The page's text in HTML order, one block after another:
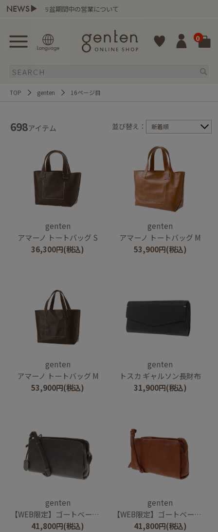
NEWS▶
お盆期間中の営業について
0
TOP genten 16ページ目
698アイテム 並び替え： 新着順
genten
アマーノ トートバッグ S
36,300円(税込)
genten
アマーノ トートバッグ M
53,900円(税込)
genten
アマーノ トートバッグ M
53,900円(税込)
genten
トスカ ギャルソン長財布
31,900円(税込)
genten
【WEB限定】ゴートベーシック スクエアショルダーバッグ
41,800円(税込)
genten
【WEB限定】ゴートベーシック スクエアショルダーバッグ
41,800円(税込)